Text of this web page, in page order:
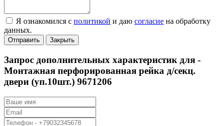
Я ознакомился с политикой и даю согласие на обработку
данных.
Отправить Закрыть
Запрос дополнительных характеристик для -
Монтажная перфорированная рейка д/секц.
двери (уп.10шт.) 9671206